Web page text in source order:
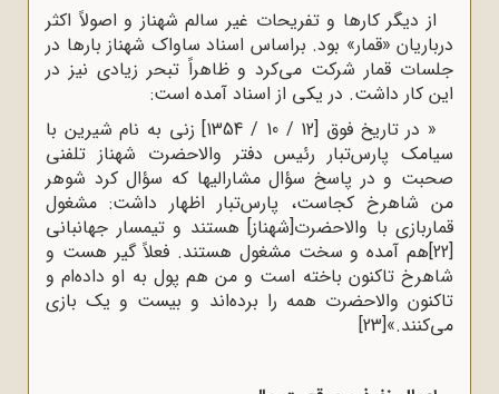
از دیگر کار‌ها و تفریحات غیر سالم شهناز و اصولاً اکثر
درباریان «قمار» بود. براساس اسناد ساواک شهناز بارها در
جلسات قمار شرکت می‌کرد و ظاهراً تبحر زیادی نیز در
این کار داشت. در یکی از اسناد آمده است:
« در تاریخ فوق [12 / 10 / 1354] زنی به نام شیرین با
سیامک پارس‌تبار رئیس دفتر والاحضرت شهناز تلفنی
صحبت و در پاسخ سؤال مشارالیها که سؤال کرد شوهر
من شاهرخ کجاست، پارس‌تبار اظهار داشت: مشغول
قماربازی با والاحضرت[شهناز] هستند و تیمسار جهانبانی
[22]هم آمده و سخت مشغول هستند. فعلاً گیر هست و
شاهرخ تاکنون باخته است و من هم پول به او داده‌ام و
تاکنون والاحضرت همه را برده‌اند و بیست و یک بازی
می‌‌کنند.»[23]